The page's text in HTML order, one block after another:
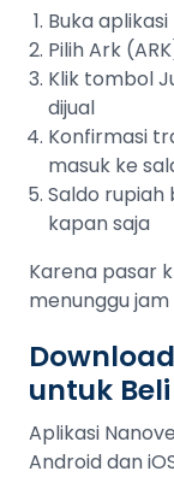
Buka
Pilih Ark
Klik tombol
dijual
Konfirmasi
masuk ke
Saldo rupiah
kapan saja
Karena pasar
menunggu
untuk
Aplikasi
Android dan